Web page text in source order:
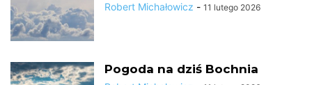
Robert Michałowicz - 11 lutego 2026
Pogoda na dziś Bochnia